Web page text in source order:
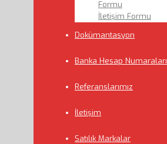
Formu
İletişim Formu
Dokümantasyon
Banka Hesap Numaraları
Referanslarımız
İletişim
Satılık Markalar